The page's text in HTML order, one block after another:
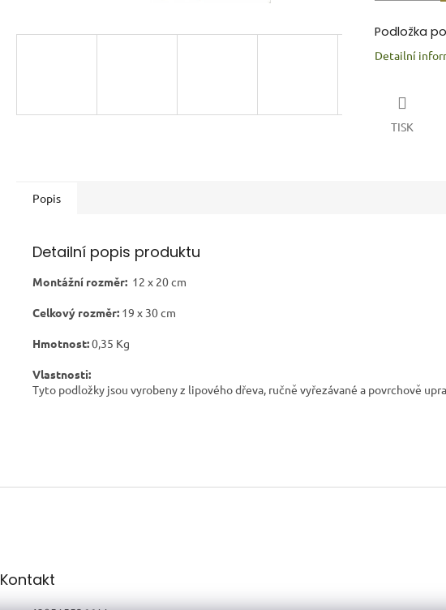
Podložka
Detailní
TISK
Popis
Detailní popis produktu
Montážní rozměr: 12 x 20 cm
Celkový rozměr: 19 x 30 cm
Hmotnost:0,35 Kg
Vlastnosti:
Tyto podložky jsou vyrobeny z lipového dřeva, ručně vyřezávané a povrchově
Kontakt